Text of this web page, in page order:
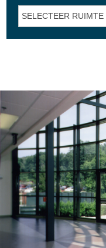
SELECTEER RUIMTE